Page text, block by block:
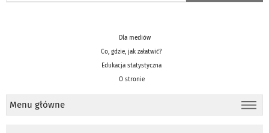
Dla mediów
Co, gdzie, jak załatwić?
Edukacja statystyczna
O stronie
Menu główne